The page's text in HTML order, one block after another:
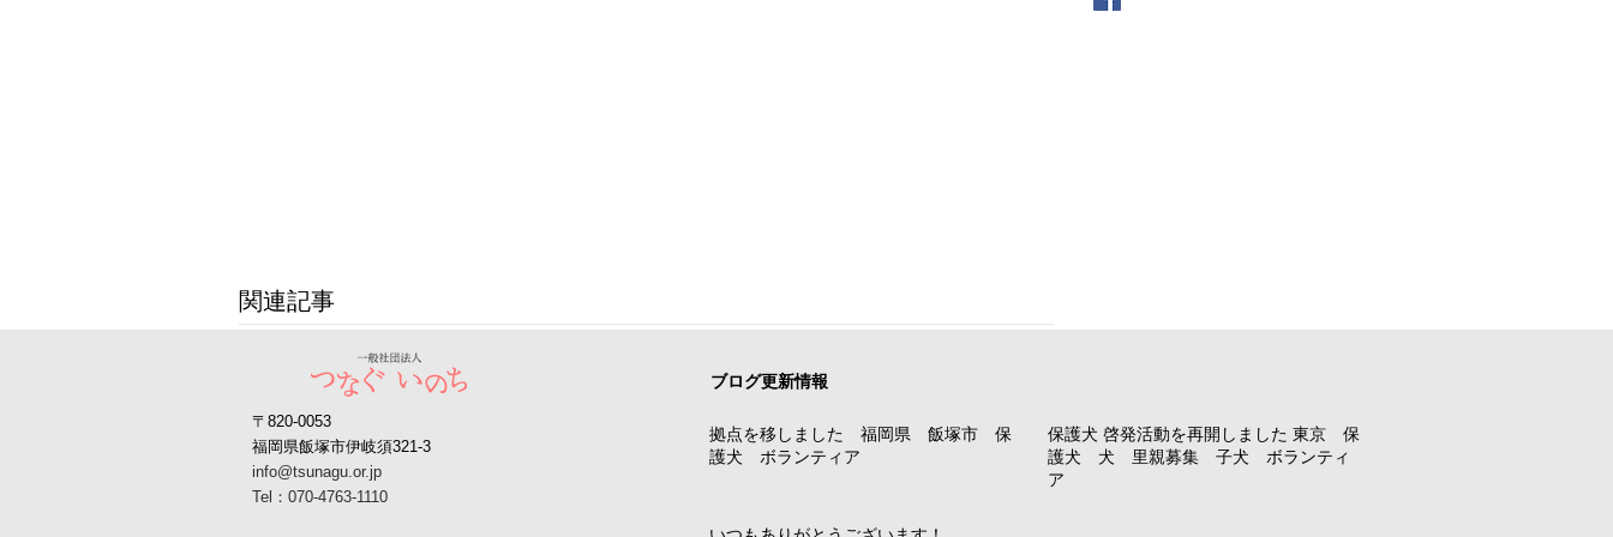
関連記事
〒820-0053
福岡県飯塚市伊岐須321-3
info@tsunagu.or.jp
Tel：070-4763-1110
ブログ更新情報
拠点を移しました 福岡県 飯塚市 保
護犬 ボランティア
保護犬 啓発活動を再開しました 東京 保
護犬 犬 里親募集 子犬 ボランティ
ア